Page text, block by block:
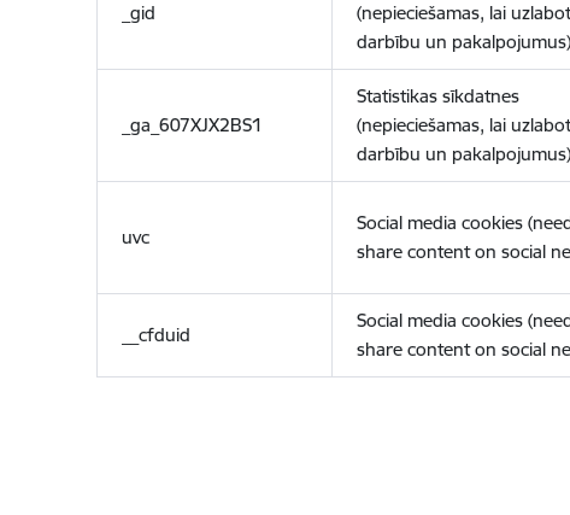
_gid
(nepieciešamas, lai
darbību un pakalpojumus)
_ga_607XJX2BS1
Statistikas sīkdatnes
(nepieciešamas, lai
darbību un pakalpojumus)
uvc
Social media cookies
share content on social
__cfduid
Social media cookies
share content on social